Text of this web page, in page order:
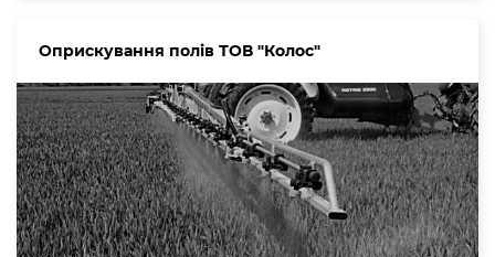
Оприскування полів ТОВ "Колос"